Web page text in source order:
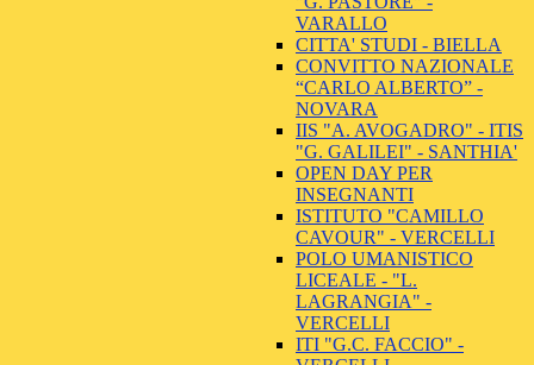
VARALLO
CITTA' STUDI - BIELLA
CONVITTO NAZIONALE
“CARLO ALBERTO” -
NOVARA
IIS "A. AVOGADRO" - ITIS
"G. GALILEI" - SANTHIA'
OPEN DAY PER
INSEGNANTI
ISTITUTO "CAMILLO
CAVOUR" - VERCELLI
POLO UMANISTICO
LICEALE - "L.
LAGRANGIA" -
VERCELLI
ITI "G.C. FACCIO" -